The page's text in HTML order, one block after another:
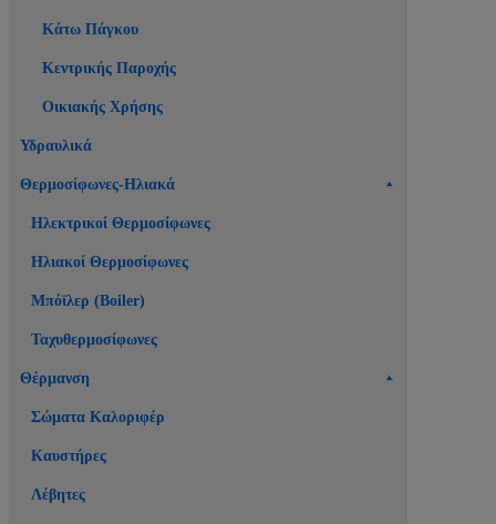
Κάτω Πάγκου
Κεντρικής Παροχής
Οικιακής Χρήσης
Υδραυλικά
Θερμοσίφωνες-Ηλιακά
Ηλεκτρικοί Θερμοσίφωνες
Ηλιακοί Θερμοσίφωνες
Μπόϊλερ (Boiler)
Ταχυθερμοσίφωνες
Θέρμανση
Σώματα Καλοριφέρ
Καυστήρες
Λέβητες